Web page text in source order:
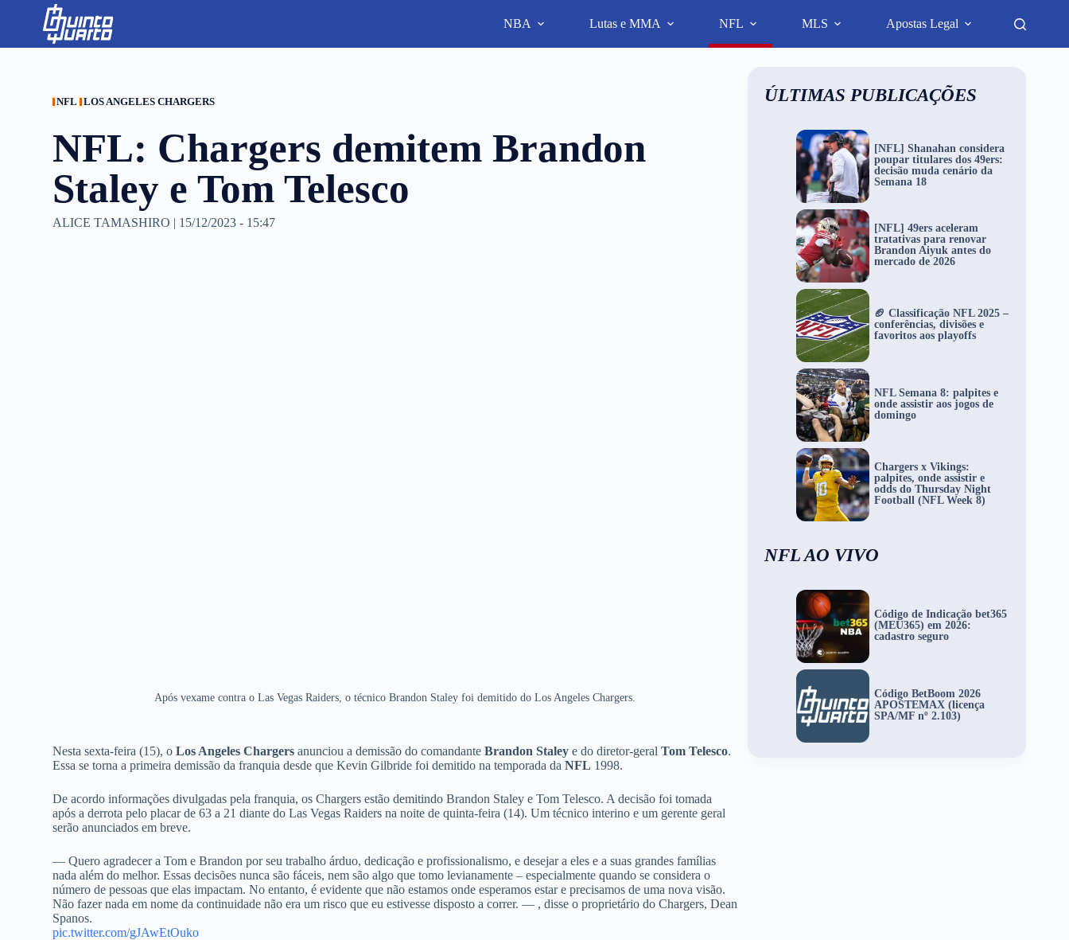
p
NBA Lutas e MMA NFL MLS Apostas Legal
NFL LOS ANGELES CHARGERS
NFL: Chargers demitem Brandon
Staley e Tom Telesco
ALICE TAMASHIRO | 15/12/2023 - 15:47
Após vexame contra o Las Vegas Raiders, o técnico Brandon Staley foi demitido do Los Angeles Chargers.
Nesta sexta-feira (15), oLos Angeles Chargers anunciou a demissão do comandanteBrandon Staley e do diretor-geralTom Telesco.
Essa se torna a primeira demissão da franquia desde que Kevin Gilbride foi demitido na temporada daNFL 1998.
De acordo informações divulgadas pela franquia, os Chargers estão demitindo Brandon Staley e Tom Telesco. A decisão foi tomada
após a derrota pelo placar de 63 a 21 diante do Las Vegas Raiders na noite de quinta-feira (14). Um técnico interino e um gerente geral
serão anunciados em breve.
— Quero agradecer a Tom e Brandon por seu trabalho árduo, dedicação e profissionalismo, e desejar a eles e a suas grandes famílias
nada além do melhor. Essas decisões nunca são fáceis, nem são algo que tomo levianamente – especialmente quando se considera o
número de pessoas que elas impactam. No entanto, é evidente que não estamos onde esperamos estar e precisamos de uma nova visão.
Não fazer nada em nome da continuidade não era um risco que eu estivesse disposto a correr. — , disse o proprietário do Chargers, Dean
Spanos.
pic.twitter.com/gJAwEtOuko
ÚLTIMAS PUBLICAÇÕES
[NFL] Shanahan considera
poupar titulares dos 49ers:
decisão muda cenário da
Semana 18
[NFL] 49ers aceleram
tratativas para renovar
Brandon Aiyuk antes do
mercado de 2026
🏈 Classificação NFL 2025 –
conferências, divisões e
favoritos aos playoffs
NFL Semana 8: palpites e
onde assistir aos jogos de
domingo
Chargers x Vikings:
palpites, onde assistir e
odds do Thursday Night
Football (NFL Week 8)
NFL AO VIVO
Código de Indicação bet365
(MEU365) em 2026:
cadastro seguro
Código BetBoom 2026
APOSTEMAX (licença
SPA/MF nº 2.103)